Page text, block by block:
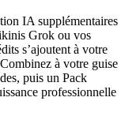
IA supplémentaires
Grok ou vos
s’ajoutent à votre
à votre guise
puis un Pack
professionnelle